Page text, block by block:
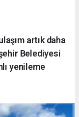
artık daha
Belediyesi
yenileme